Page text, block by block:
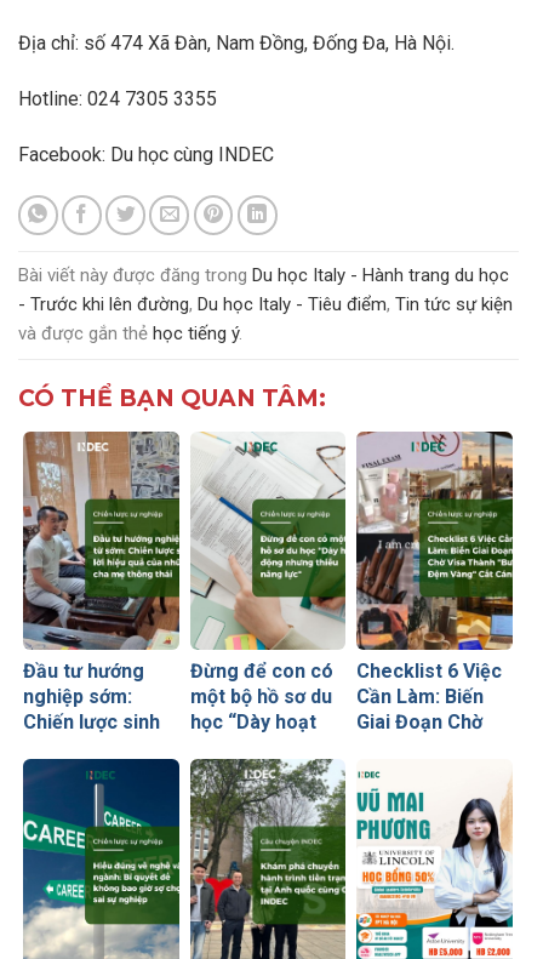
Địa chỉ: số 474 Xã Đàn, Nam Đồng, Đống Đa, Hà Nội.
Hotline: 024 7305 3355
Facebook: Du học cùng INDEC
Bài viết này được đăng trong Du học Italy - Hành trang du học
- Trước khi lên đường, Du học Italy - Tiêu điểm, Tin tức sự kiện
và được gắn thẻ học tiếng ý.
CÓ THỂ BẠN QUAN TÂM:
Đầu tư hướng
nghiệp sớm:
Chiến lược sinh
của những cha
Đừng để con có
một bộ hồ sơ du
học “Dày hoạt
thiếu năng lực”
Checklist 6 Việc
Cần Làm: Biến
Giai Đoạn Chờ
“Bước Đệm
Vàng” Cất Cánh